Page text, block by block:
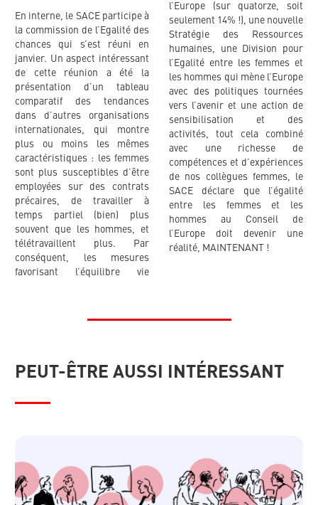
En interne, le SACE participe à
la commission de l’Egalité des
chances qui s’est réuni en
janvier. Un aspect intéressant
de cette réunion a été la
présentation d’un tableau
comparatif des tendances
dans d’autres organisations
internationales, qui montre
plus ou moins les mêmes
caractéristiques : les femmes
sont plus susceptibles d’être
employées sur des contrats
précaires, de travailler à
temps partiel (bien) plus
souvent que les hommes, et
télétravaillent plus. Par
conséquent, les mesures
favorisant l’équilibre vie
l’Europe (sur quatorze, soit
seulement 14% !), une nouvelle
Stratégie des Ressources
humaines, une Division pour
l’Egalité entre les femmes et
les hommes qui mène l’Europe
avec des politiques tournées
vers l’avenir et une action de
sensibilisation et des
activités, tout cela combiné
avec une richesse de
compétences et d’expériences
de nos collègues femmes, le
SACE déclare que l’égalité
entre les femmes et les
hommes au Conseil de
l’Europe doit devenir une
réalité, MAINTENANT !
PEUT-ÊTRE AUSSI INTÉRESSANT